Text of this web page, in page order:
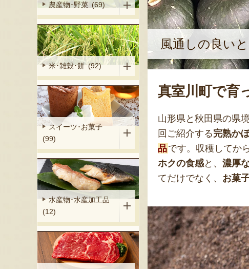
風通しの良い
真室川町で育
山形県と秋田県の県
回ご紹介する完熟か
品です。収穫してから
ホクの食感と、 濃厚
てだけでなく、 お菓
農産物･野菜 (69)
米･雑穀･餅 (92)
スイーツ･お菓子
(99)
水産物･水産加工品
(12)